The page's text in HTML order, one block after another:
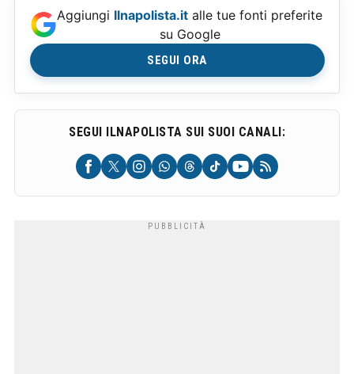
Aggiungi Ilnapolista.it alle tue fonti preferite
su Google
SEGUI ORA
SEGUI ILNAPOLISTA SUI SUOI CANALI: